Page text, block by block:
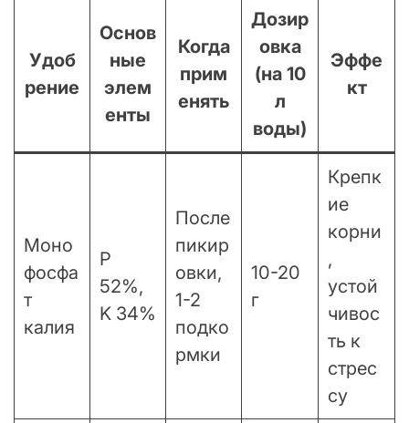
Удоб
рение
Основ
ные
элем
енты
Когда
прим
енять
Дозир
овка
(на 10
л
воды)
Эффе
кт
Моно
фосфа
т
калия
P
52%,
K 34%
После
пикир
овки,
1-2
подко
рмки
10-20
г
Крепк
ие
корни
,
устой
чивос
ть к
стрес
су